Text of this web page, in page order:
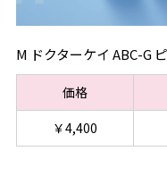
M ドクターケイ ABC-G
価格
￥4,400